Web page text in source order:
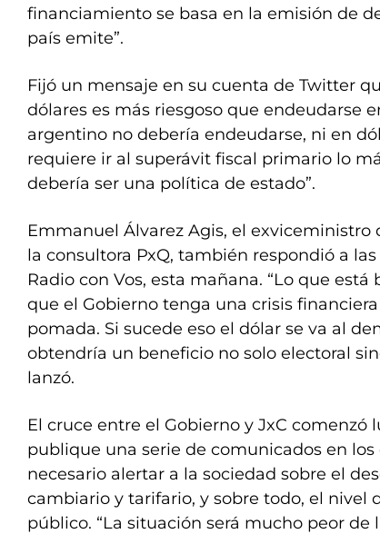
financiamiento se basa en la emisión de
país emite”.
Fijó un mensaje en su cuenta de Twitter
dólares es más riesgoso que endeudarse
argentino no debería endeudarse, ni en
requiere ir al superávit fiscal primario lo
debería ser una política de estado”.
Emmanuel Álvarez Agis, el exviceministro
la consultora PxQ, también respondió a
Radio con Vos, esta mañana. “Lo que
que el Gobierno tenga una crisis
pomada. Si sucede eso el dólar se va al
obtendría un beneficio no solo electoral
lanzó.
El cruce entre el Gobierno y JxC comenzó
publique una serie de comunicados en
necesario alertar a la sociedad sobre el
cambiario y tarifario, y sobre todo, el nivel
público. “La situación será mucho peor de